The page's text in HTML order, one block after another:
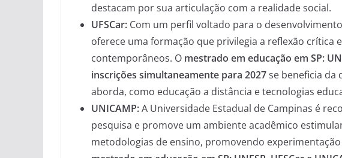
destacam por sua articulação com a realidade social.
UFSCar: Com um perfil voltado para o
oferece uma formação que privilegia a reflexão crítica
contemporâneos. O mestrado em educação em SP:
inscrições simultaneamente para 2027se beneficia da
aborda, como educação a distância e tecnologias
UNICAMP:A Universidade Estadual de Campinas é
pesquisa e promove um ambiente acadêmico
metodologias de ensino, promovendo